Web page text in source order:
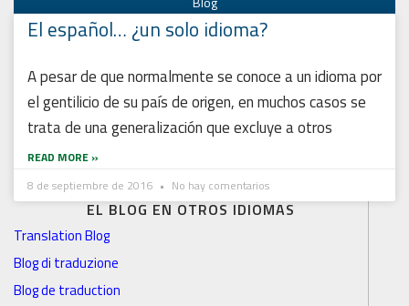
EL BLOG EN OTROS IDIOMAS
Translation Blog
Blog di traduzione
Blog de traduction
El español… ¿un solo idioma?
A pesar de que normalmente se conoce a un idioma por
el gentilicio de su país de origen, en muchos casos se
trata de una generalización que excluye a otros
READ MORE »
8 de septiembre de 2016
No hay comentarios